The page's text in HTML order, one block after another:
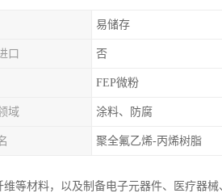
易储存
口 否
FEP微粉
域 涂料、防腐
聚全氟乙烯-丙烯树脂
等材料，以及制备电子元器件、医疗器